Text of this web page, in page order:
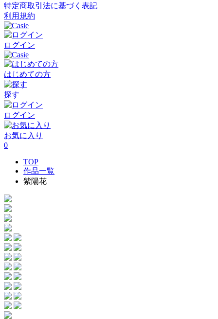
特定商取引法に基づく表記
利用規約
ログイン
はじめての方
探す
ログイン
お気に入り
0
TOP
作品一覧
紫陽花